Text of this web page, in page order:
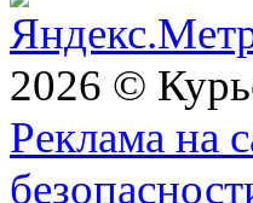
2026 ©
Реклама на